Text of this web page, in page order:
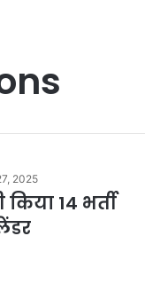
2025
किया 14 भर्ती